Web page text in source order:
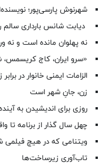
شهرنوش پارسی‌پور؛
دیابت شانس بارداری
نه پهلوان مانده است و نه
«سرو ایران، کاج
الزامات ایمنی خانوار در برابر
زن، جانِ شهر است
روزی برای اندیشیدن به
چهل سال گذار از برنامه تا
ویتنامی که در هیچ فیلمی
تاب‌آوری زیرساخت‌ها